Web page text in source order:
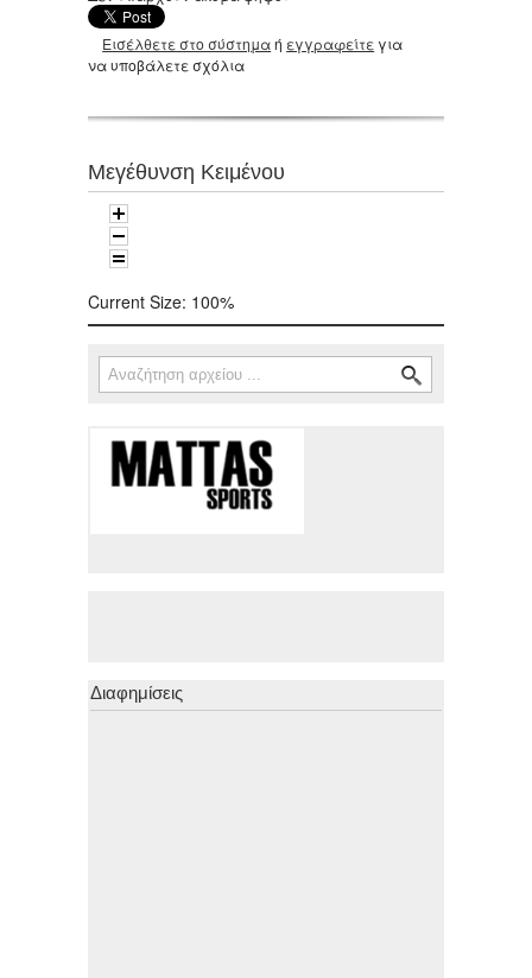
Εισέλθετε στο σύστημαή εγγραφείτε για
να υποβάλετε σχόλια
Μεγέθυνση Κειμένου
Current Size: 100%
Φόρμα αναζήτησης
Αναζήτηση
Διαφημίσεις